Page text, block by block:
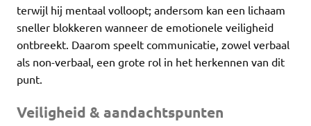
terwijl hij mentaal volloopt; andersom kan een lichaam
sneller blokkeren wanneer de emotionele veiligheid
ontbreekt. Daarom speelt communicatie, zowel verbaal
als non-verbaal, een grote rol in het herkennen van dit
punt.
Veiligheid & aandachtspunten